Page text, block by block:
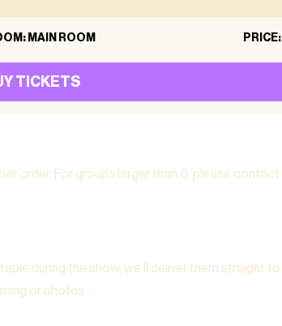
MAIN ROOM PRICE:
TICKETS
order. For groups larger than 6, please contact
during the show, we’ll deliver them straight to
or photos